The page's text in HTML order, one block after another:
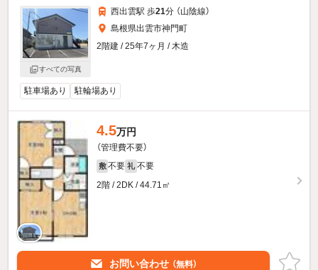
すべての写真
西出雲駅 歩21分 （山陰線）
島根県出雲市神門町
2階建 / 25年7ヶ月 / 木造
駐車場あり 駐輪場あり
4.5万円
（管理費不要）
敷 不要 礼 不要
2階 / 2DK / 44.71㎡
お問い合わせ （無料）